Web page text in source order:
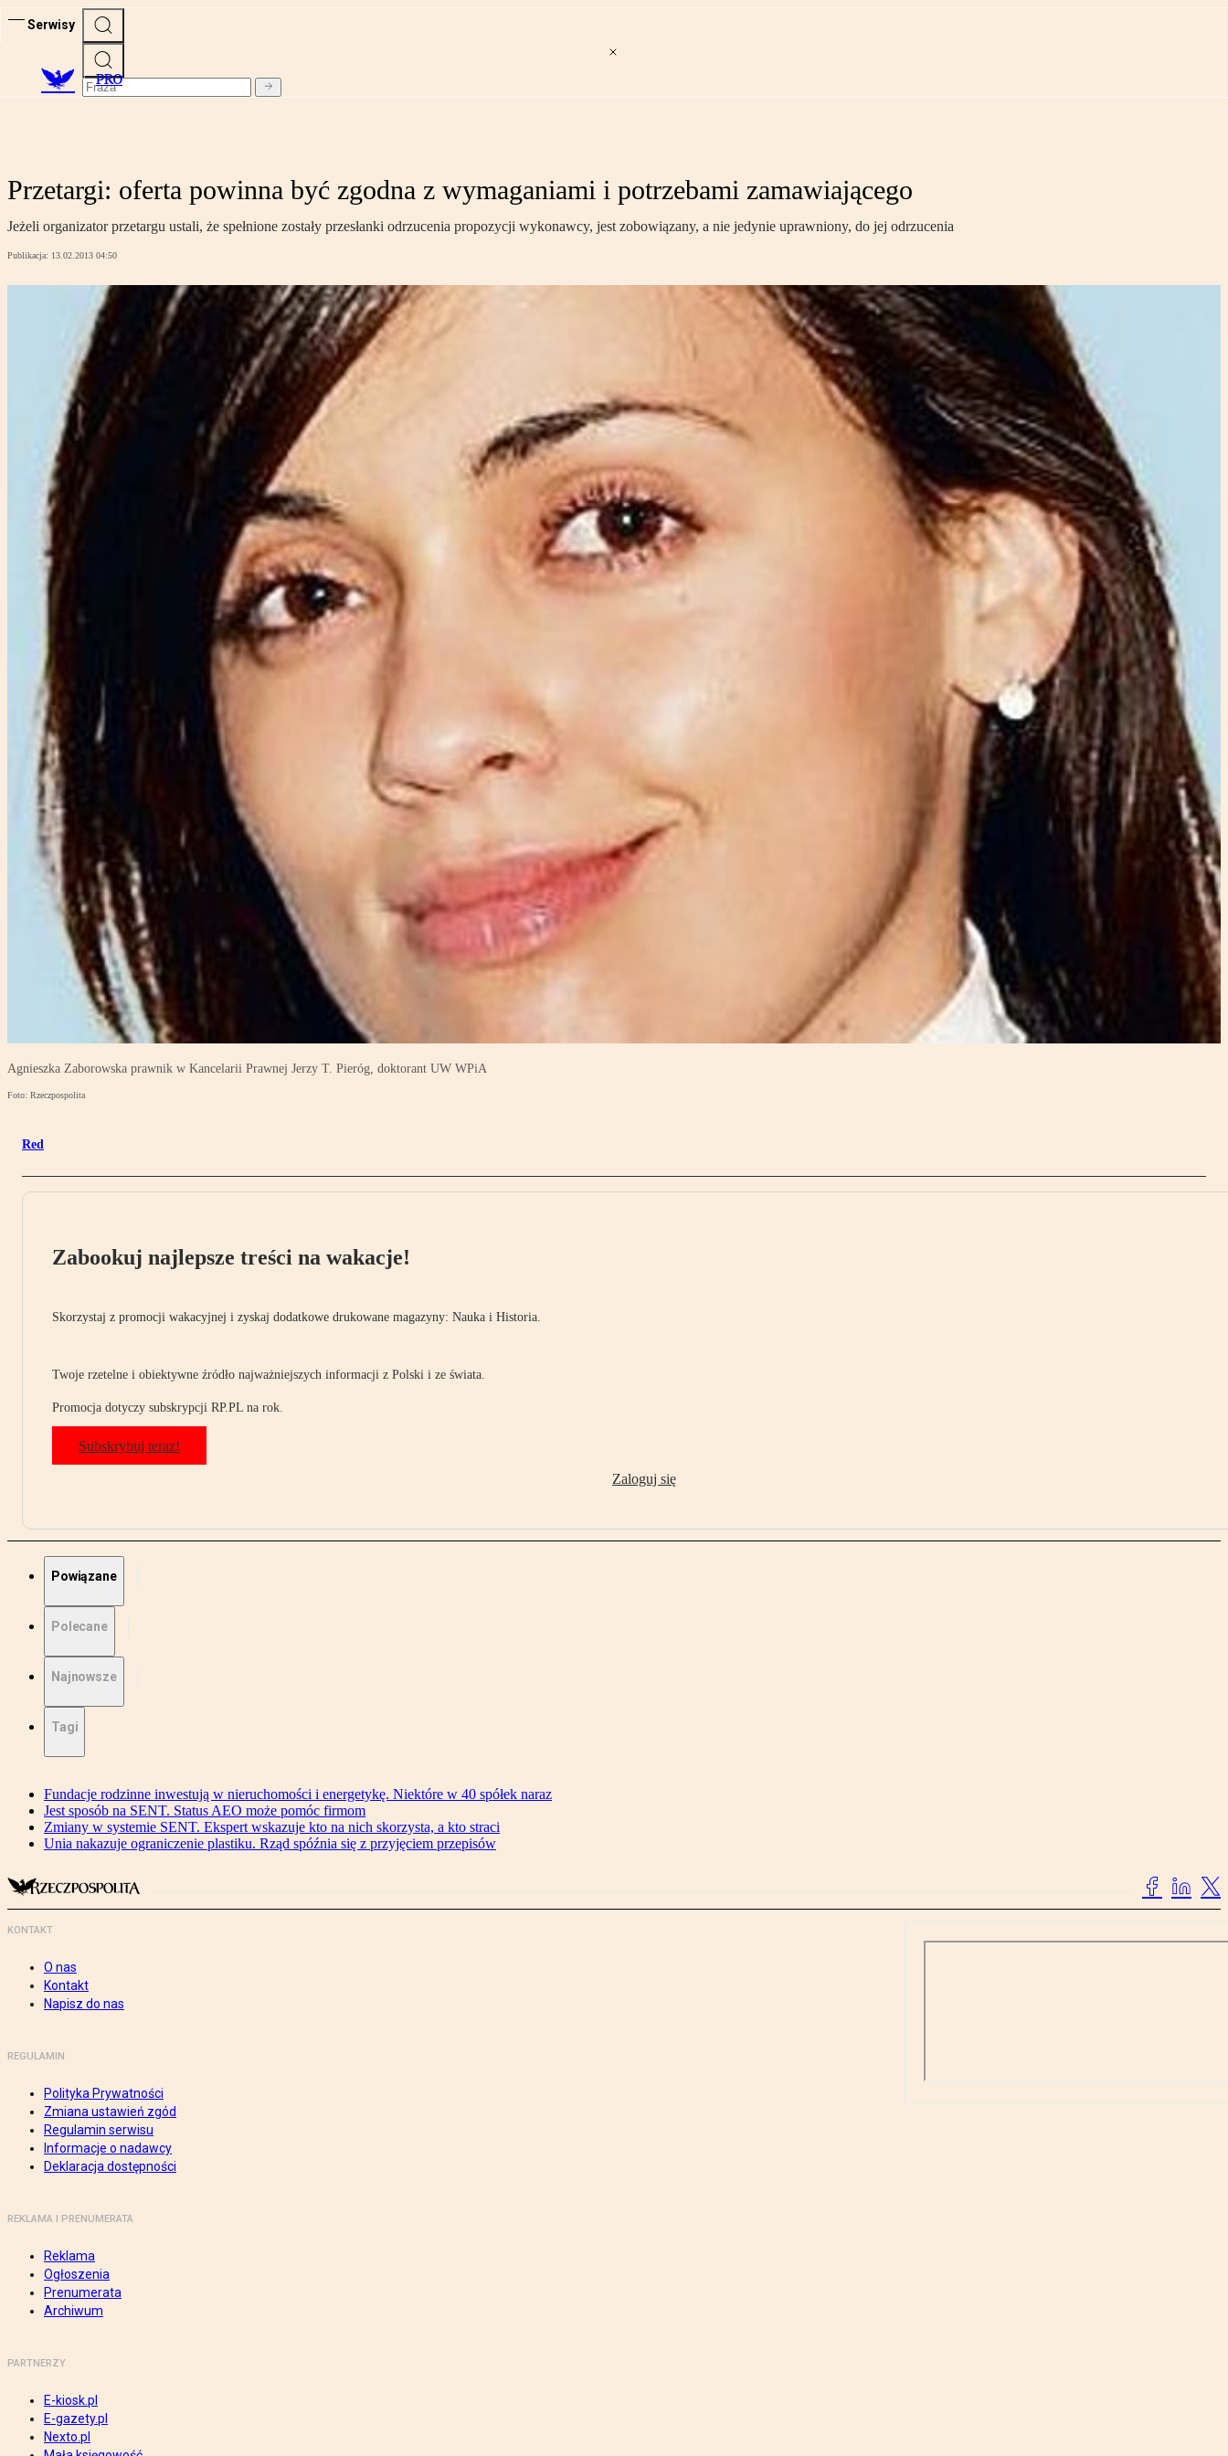
Serwisy
PRO
Przetargi: oferta powinna być zgodna z wymaganiami i potrzebami zamawiającego
Jeżeli organizator przetargu ustali, że spełnione zostały przesłanki odrzucenia propozycji wykonawcy, jest zobowiązany, a nie jedynie uprawniony, do jej odrzucenia
Publikacja: 13.02.2013 04:50
Agnieszka Zaborowska prawnik w Kancelarii Prawnej Jerzy T. Pieróg, doktorant UW WPiA
Foto: Rzeczpospolita
Red
Zabookuj najlepsze treści na wakacje!
Skorzystaj z promocji wakacyjnej i zyskaj dodatkowe drukowane magazyny: Nauka i Historia.
Twoje rzetelne i obiektywne źródło najważniejszych informacji z Polski i ze świata.
Promocja dotyczy subskrypcji RP.PL na rok.
Subskrybuj teraz!
Zaloguj się
Powiązane
Polecane
Najnowsze
Tagi
Fundacje rodzinne inwestują w nieruchomości i energetykę. Niektóre w 40 spółek naraz
Jest sposób na SENT. Status AEO może pomóc firmom
Zmiany w systemie SENT. Ekspert wskazuje kto na nich skorzysta, a kto straci
Unia nakazuje ograniczenie plastiku. Rząd spóźnia się z przyjęciem przepisów
KONTAKT
O nas
Kontakt
Napisz do nas
REGULAMIN
Polityka Prywatności
Zmiana ustawień zgód
Regulamin serwisu
Informacje o nadawcy
Deklaracja dostępności
REKLAMA I PRENUMERATA
Reklama
Ogłoszenia
Prenumerata
Archiwum
PARTNERZY
E-kiosk.pl
E-gazety.pl
Nexto.pl